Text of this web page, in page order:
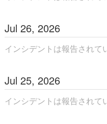
Jul 26, 2026
インシデントは報告されて
Jul 25, 2026
インシデントは報告されて